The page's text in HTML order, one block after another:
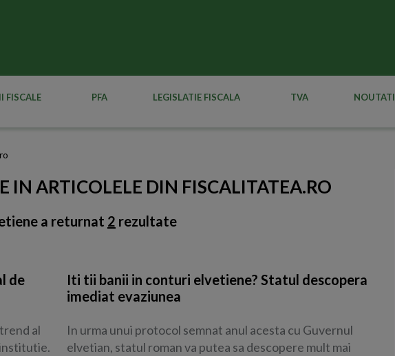
FISCALE PFA LEGISLATIE FISCALA TVA NOUTATI
IN ARTICOLELE DIN FISCALITATEA.RO
a returnat 2 rezultate
de
al
institutie.
Iti tii banii in conturi elvetiene? Statul descopera
imediat evaziunea
In urma unui protocol semnat anul acesta cu Guvernul
elvetian, statul roman va putea sa descopere mult mai